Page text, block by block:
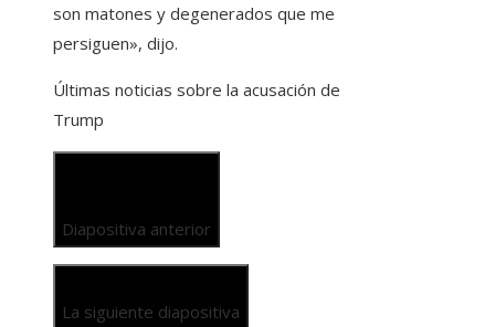
son matones y degenerados que me
persiguen», dijo.
Últimas noticias sobre la acusación de
Trump
Diapositiva anterior
La siguiente diapositiva